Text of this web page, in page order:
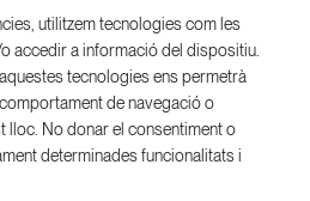
utilitzem tecnologies com les
accedir a informació del dispositiu.
tecnologies ens permetrà
de navegació o
lloc. No donar el consentiment o
determinades funcionalitats i
Mataró S.L.P.